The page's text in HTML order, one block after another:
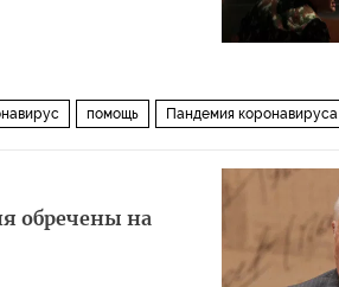
помощь Пандемия коронавируса
обречены на